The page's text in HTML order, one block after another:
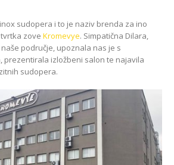
sudopera i to je naziv brenda za ino
zove Kromevye. Simpatična Dilara,
područje, upoznala nas je s
prezentirala izložbeni salon te najavila
sudopera.